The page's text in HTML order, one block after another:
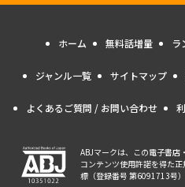
ホーム 無料話増量 ラ
ジャンル一覧 サイトマップ
よくあるご質問 / お問い合わせ
ABJマークは、この電子書店
コンテンツ使用許諾を得た
標（登録番号 第6091713号）